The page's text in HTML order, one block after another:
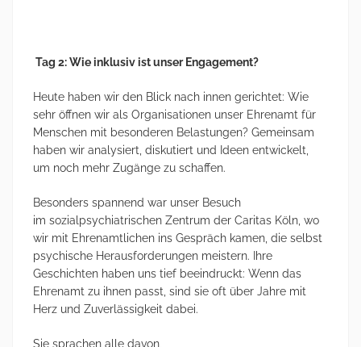
Tag 2: Wie inklusiv ist unser Engagement?
Heute haben wir den Blick nach innen gerichtet: Wie
sehr öffnen wir als Organisationen unser Ehrenamt für
Menschen mit besonderen Belastungen? Gemeinsam
haben wir analysiert, diskutiert und Ideen entwickelt,
um noch mehr Zugänge zu schaffen.
Besonders spannend war unser Besuch
im sozialpsychiatrischen Zentrum der Caritas Köln, wo
wir mit Ehrenamtlichen ins Gespräch kamen, die selbst
psychische Herausforderungen meistern. Ihre
Geschichten haben uns tief beeindruckt: Wenn das
Ehrenamt zu ihnen passt, sind sie oft über Jahre mit
Herz und Zuverlässigkeit dabei.
Sie sprachen alle davon,